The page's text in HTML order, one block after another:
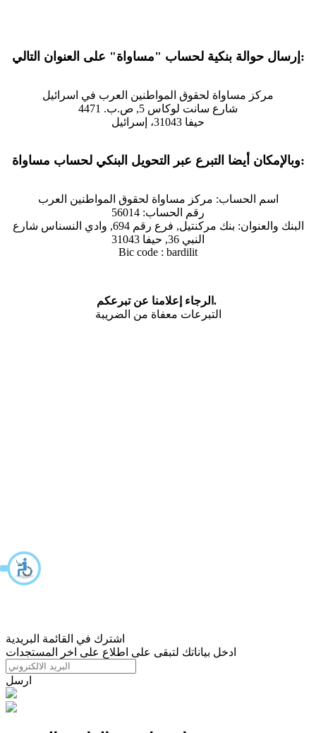
إرسال حوالة بنكية لحساب "مساواة" على العنوان التالي:
مركز مساواة لحقوق المواطنين العرب في اسرائيل
شارع سانت لوكاس 5, ص.ب. 4471
حيفا 31043، إسرائيل
وبالإمكان أيضا التبرع عبر التحويل البنكي لحساب مساواة:
اسم الحساب: مركز مساواة لحقوق المواطنين العرب
رقم الحساب: 56014
البنك والعنوان: بنك مركنتيل, فرع رقم 694, وادي النسناس شارع
النبي 36, حيفا 31043
Bic code : bardilit
الرجاء إعلامنا عن تبرعكم.
التبرعات معفاة من الضريبة
اشترك في القائمة البريدية
ادخل بياناتك لتبقى على اطلاع على اخر المستجدات
ارسل